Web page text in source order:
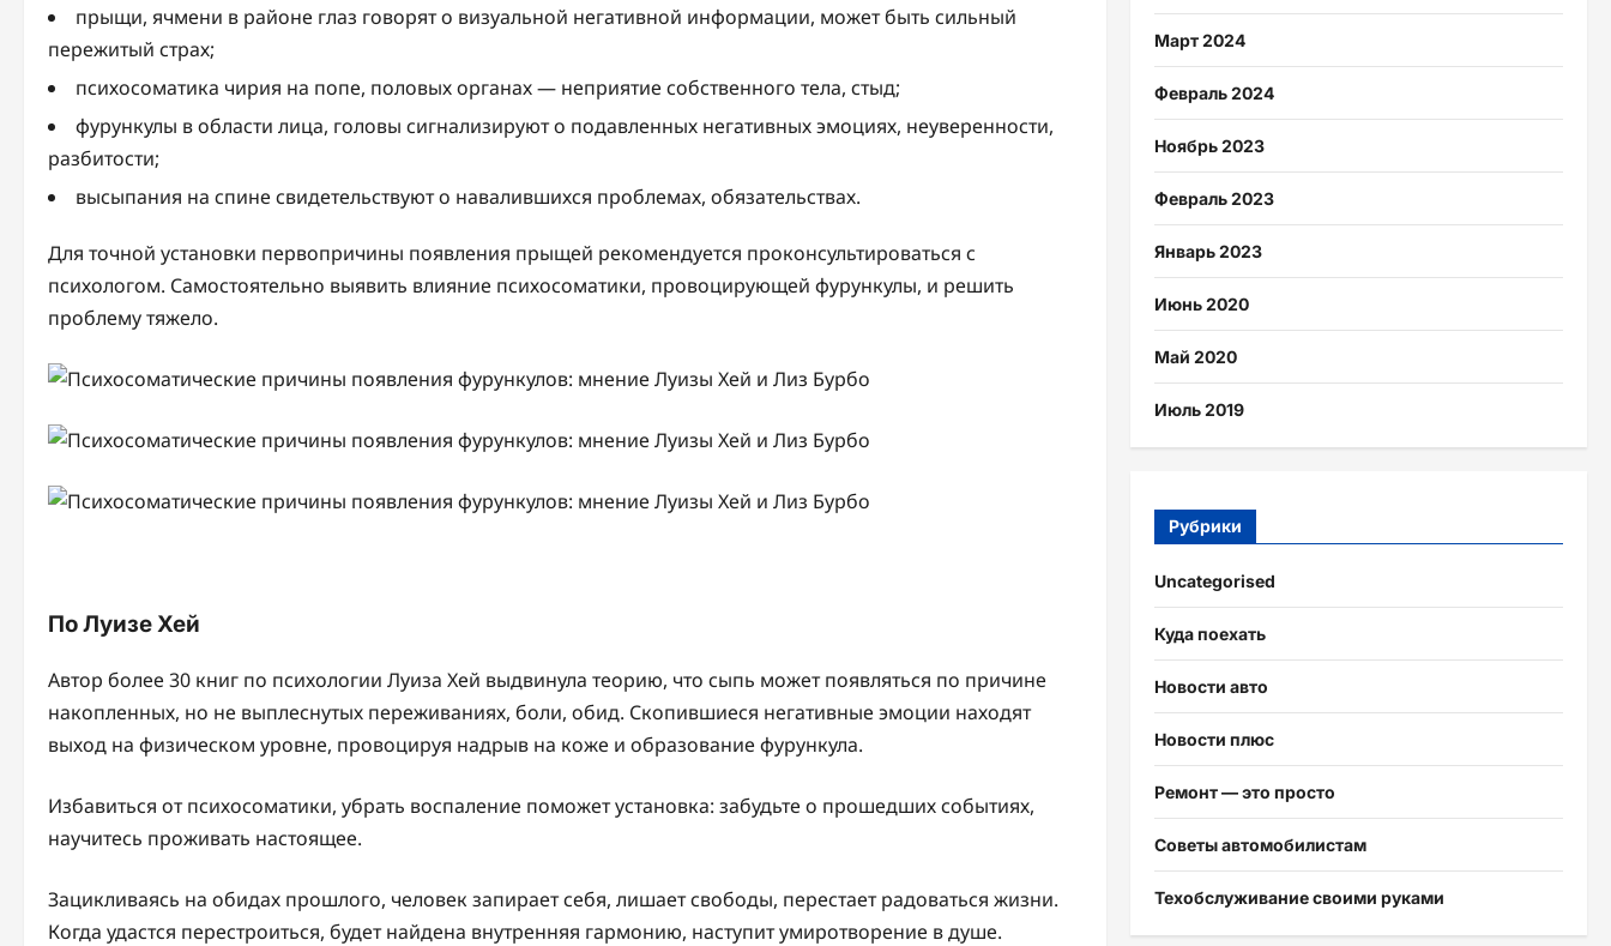
прыщи, ячмени в районе глаз говорят о визуальной негативной информации, может быть сильный
пережитый страх;
психосоматика чирия на попе, половых органах — неприятие собственного тела, стыд;
фурункулы в области лица, головы сигнализируют о подавленных негативных эмоциях, неуверенности,
разбитости;
высыпания на спине свидетельствуют о навалившихся проблемах, обязательствах.
Для точной установки первопричины появления прыщей рекомендуется проконсультироваться с
психологом. Самостоятельно выявить влияние психосоматики, провоцирующей фурункулы, и решить
проблему тяжело.
По Луизе Хей
Автор более 30 книг по психологии Луиза Хей выдвинула теорию, что сыпь может появляться по причине
накопленных, но не выплеснутых переживаниях, боли, обид. Скопившиеся негативные эмоции находят
выход на физическом уровне, провоцируя надрыв на коже и образование фурункула.
Избавиться от психосоматики, убрать воспаление поможет установка: забудьте о прошедших событиях,
научитесь проживать настоящее.
Зацикливаясь на обидах прошлого, человек запирает себя, лишает свободы, перестает радоваться жизни.
Когда удастся перестроиться, будет найдена внутренняя гармонию, наступит умиротворение в душе.
Март 2024
Февраль 2024
Ноябрь 2023
Февраль 2023
Январь 2023
Июнь 2020
Май 2020
Июль 2019
Рубрики
Uncategorised
Куда поехать
Новости авто
Новости плюс
Ремонт — это просто
Советы автомобилистам
Техобслуживание своими руками